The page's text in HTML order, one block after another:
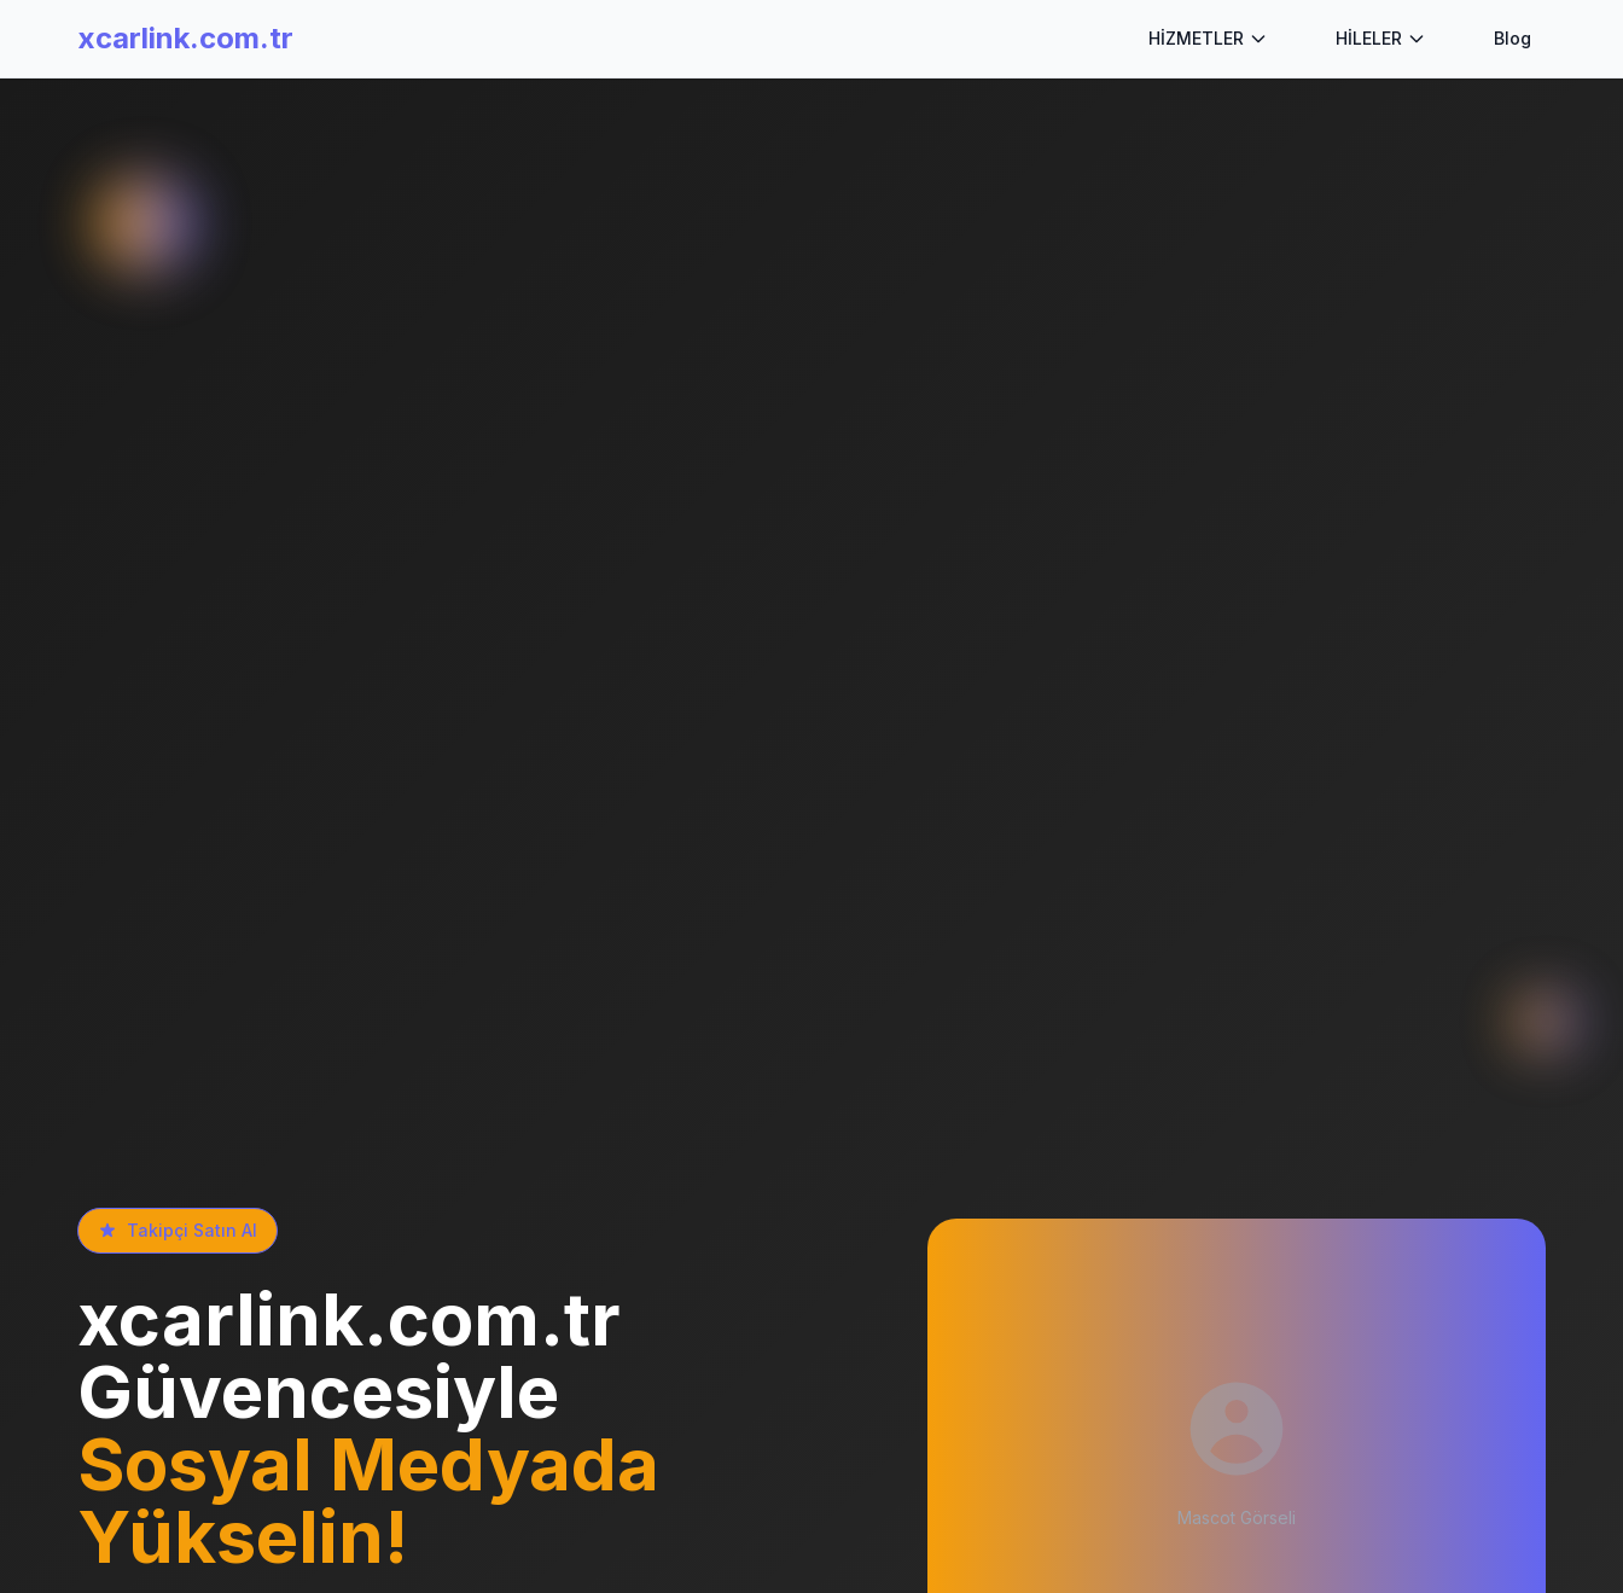
xcarlink.com.tr HİZMETLER HİLELER Blog
Takipçi Satın Al
xcarlink.com.tr
Güvencesiyle
Sosyal Medyada
Yükselin!
Mascot Görseli